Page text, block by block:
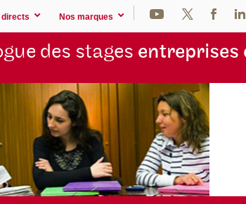
Nos marques
des stages entreprises